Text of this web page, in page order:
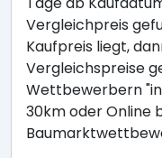
Vergleichpreis
Kaufpreis liegt,
Vergleichspreise
Wettbewerbern "in
30km oder Online